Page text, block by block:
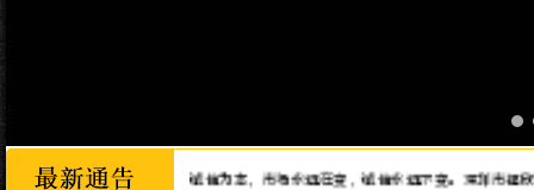
诚信为本，市场永远在变，诚信永远不变。深圳市福欣